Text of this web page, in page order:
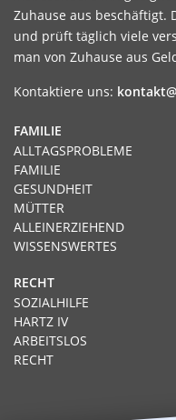
Zuhause aus beschäftigt.
und prüft täglich viele
man von Zuhause aus
Kontaktiere uns:
FAMILIE
ALLTAGSPROBLEME
FAMILIE
GESUNDHEIT
MÜTTER
ALLEINERZIEHEND
WISSENSWERTES
RECHT
SOZIALHILFE
HARTZ IV
ARBEITSLOS
RECHT